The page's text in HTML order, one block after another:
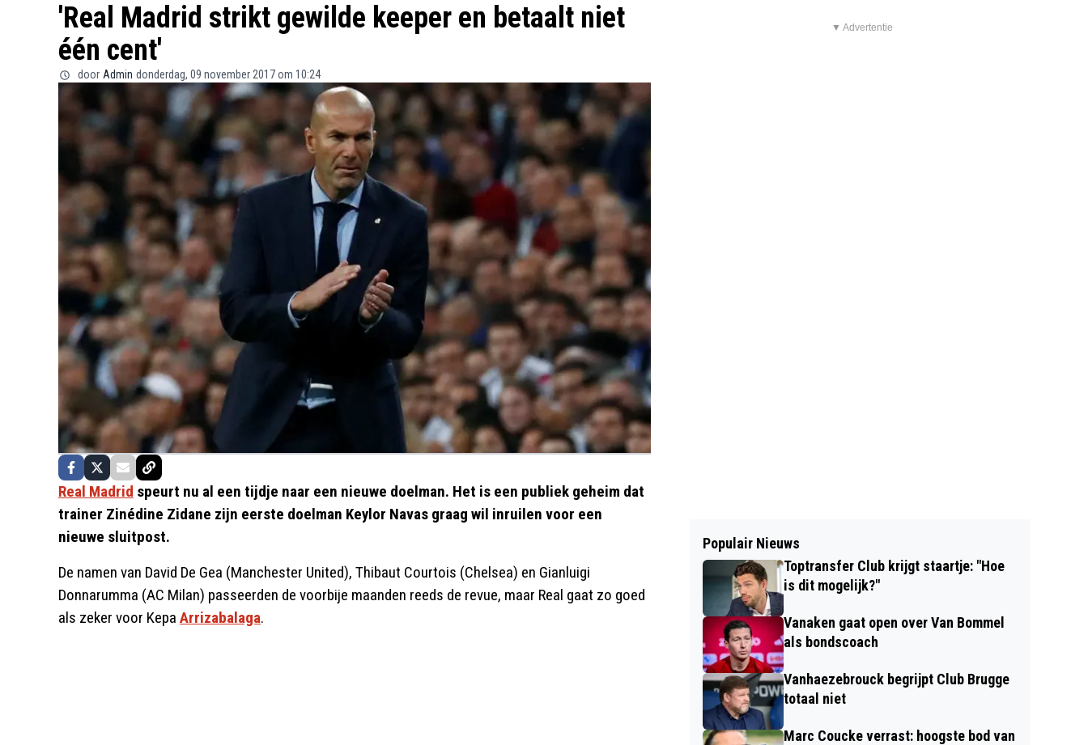
'Real Madrid strikt gewilde keeper en betaalt niet
één cent'
door Admin donderdag, 09 november 2017 om 10:24
Real Madrid speurt nu al een tijdje naar een nieuwe doelman. Het is een publiek geheim dat
trainer Zinédine Zidane zijn eerste doelman Keylor Navas graag wil inruilen voor een
nieuwe sluitpost.
De namen van David De Gea (Manchester United), Thibaut Courtois (Chelsea) en Gianluigi
Donnarumma (AC Milan) passeerden de voorbije maanden reeds de revue, maar Real gaat zo goed
als zeker voor Kepa Arrizabalaga.
▼ Advertentie
Populair Nieuws
Toptransfer Club krijgt staartje: "Hoe
is dit mogelijk?"
Vanaken gaat open over Van Bommel
als bondscoach
Vanhaezebrouck begrijpt Club Brugge
totaal niet
Marc Coucke verrast: hoogste bod van